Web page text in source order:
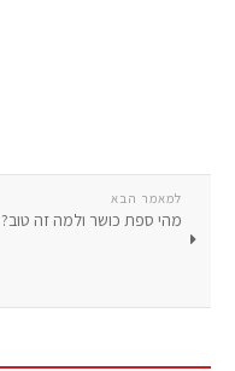
למאמר הבא
מהי ספת כושר ולמה זה טוב?